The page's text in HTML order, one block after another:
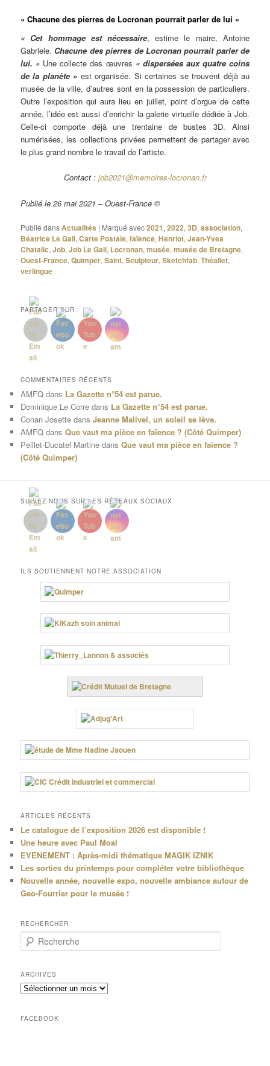
« Chacune des pierres de Locronan pourrait parler de lui »
« Cet hommage est nécessaire, estime le maire, Antoine
Gabriele. Chacune des pierres de Locronan pourrait parler de
lui. » Une collecte des œuvres « dispersées aux quatre coins
de la planète » est organisée. Si certaines se trouvent déjà au
musée de la ville, d’autres sont en la possession de particuliers.
Outre l’exposition qui aura lieu en juillet, point d’orgue de cette
année, l’idée est aussi d’enrichir la galerie virtuelle dédiée à Job.
Celle-ci comporte déjà une trentaine de bustes 3D. Ainsi
numérisées, les collections privées permettent de partager avec
le plus grand nombre le travail de l’artiste.
Contact : job2021@memoires-locronan.fr
Publié le 26 mai 2021 – Ouest-France ©
Publié dansActualités | Marqué avec2021,2022,3D,association,
Béatrice Le Gall,Carte Postale,faïence,Henriot,Jean-Yves
Chatalic,Job,Job Le Gall, Locronan,musée,musée de Bretagne,
Ouest-France,Quimper,Saint,Sculpteur,Sketchfab,Théallet,
verlingue
PARTAGER SUR :
COMMENTAIRES RÉCENTS
AMFQ dans La Gazette n°54 est parue.
Dominique Le Corre dans La Gazette n°54 est parue.
Conan Josette dansJeanne Malivel, un soleil se lève.
AMFQ dansQue vaut ma pièce en faïence ? (Côté Quimper)
Peillet-Ducatel Martine dansQue vaut ma pièce en faïence ?
(Côté Quimper)
SUIVEZ-NOUS SUR LES RÉSEAUX SOCIAUX
ILS SOUTIENNENT NOTRE ASSOCIATION
ARTICLES RÉCENTS
Le catalogue de l’exposition 2026 est disponible !
Une heure avec Paul Moal
EVENEMENT : Après-midi thématique MAGIK IZNIK
Les sorties du printemps pour compléter votre bibliothèque
Nouvelle année, nouvelle expo, nouvelle ambiance autour de
Geo-Fourrier pour le musée !
RECHERCHER
e
h
e
r
h
ARCHIVES
Archives
FACEBOOK